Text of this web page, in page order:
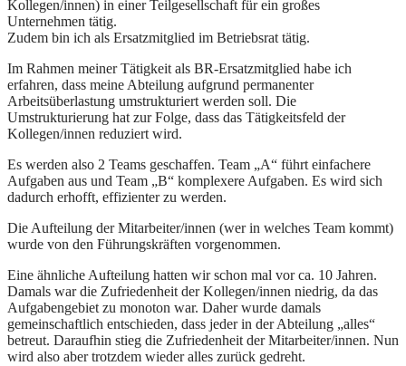
Kollegen/innen) in einer Teilgesellschaft für ein großes
Unternehmen tätig.
Zudem bin ich als Ersatzmitglied im Betriebsrat tätig.
Im Rahmen meiner Tätigkeit als BR-Ersatzmitglied habe ich
erfahren, dass meine Abteilung aufgrund permanenter
Arbeitsüberlastung umstrukturiert werden soll. Die
Umstrukturierung hat zur Folge, dass das Tätigkeitsfeld der
Kollegen/innen reduziert wird.
Es werden also 2 Teams geschaffen. Team „A“ führt einfachere
Aufgaben aus und Team „B“ komplexere Aufgaben. Es wird sich
dadurch erhofft, effizienter zu werden.
Die Aufteilung der Mitarbeiter/innen (wer in welches Team kommt)
wurde von den Führungskräften vorgenommen.
Eine ähnliche Aufteilung hatten wir schon mal vor ca. 10 Jahren.
Damals war die Zufriedenheit der Kollegen/innen niedrig, da das
Aufgabengebiet zu monoton war. Daher wurde damals
gemeinschaftlich entschieden, dass jeder in der Abteilung „alles“
betreut. Daraufhin stieg die Zufriedenheit der Mitarbeiter/innen. Nun
wird also aber trotzdem wieder alles zurück gedreht.